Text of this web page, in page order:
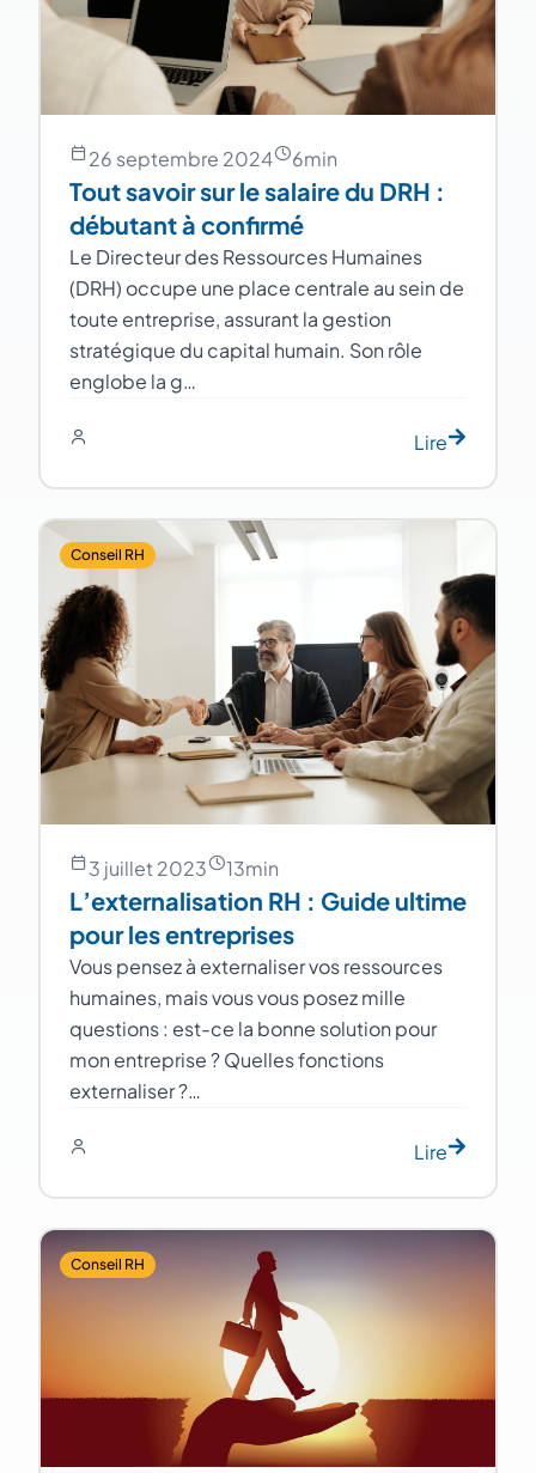
26 septembre 2024 6min
Tout savoir sur le salaire du DRH :
débutant à confirmé
Le Directeur des Ressources Humaines
(DRH) occupe une place centrale au sein de
toute entreprise, assurant la gestion
stratégique du capital humain. Son rôle
englobe la g…
Lire
Conseil RH
3 juillet 2023 13min
L’externalisation RH : Guide ultime
pour les entreprises
Vous pensez à externaliser vos ressources
humaines, mais vous vous posez mille
questions : est-ce la bonne solution pour
mon entreprise ? Quelles fonctions
externaliser ?…
Lire
Conseil RH